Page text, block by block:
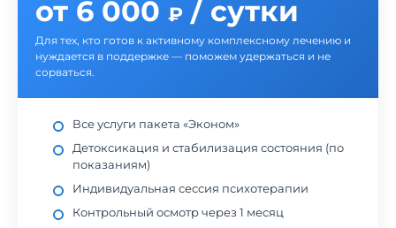
от 6 000 ₽ / сутки
Для тех, кто готов к активному комплексному лечению и
нуждается в поддержке — поможем удержаться и не
сорваться.
Все услуги пакета «Эконом»
Детоксикация и стабилизация состояния (по
показаниям)
Индивидуальная сессия психотерапии
Контрольный осмотр через 1 месяц